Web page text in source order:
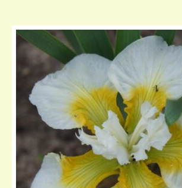
APIE MUS
MŪSŲ SODYBA
MŪSŲ AUGYNAS
KELIONIŲ GALERIJA